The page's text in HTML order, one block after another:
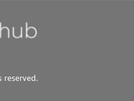
reserved.